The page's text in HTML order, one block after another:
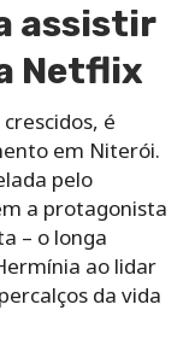
assistir
Netflix
é
em Niterói.
pelo
a protagonista
– o longa
ao lidar
da vida